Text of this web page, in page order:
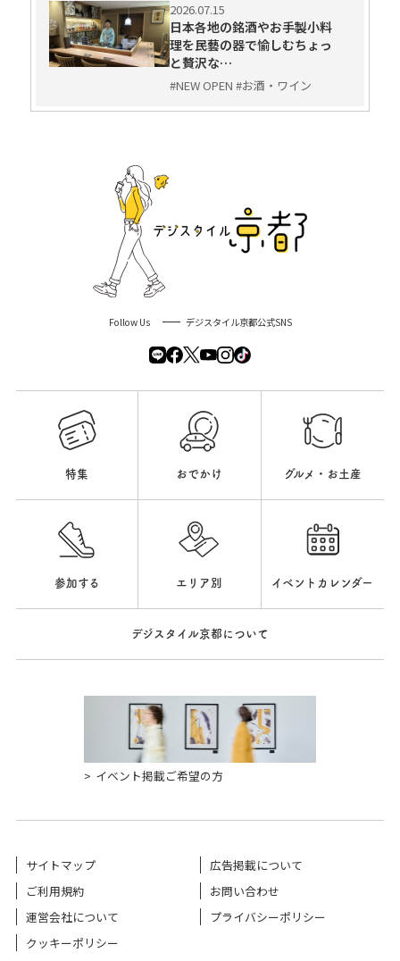
2026.07.15
日本各地の銘酒やお手製小料
理を民藝の器で愉しむちょっ
と贅沢な…
#NEW OPEN #お酒・ワイン
Follow Us デジスタイル京都公式SNS
特集 おでかけ グルメ・お土産
参加する エリア別 イベントカレンダー
デジスタイル京都について
イベント掲載ご希望の方
サイトマップ
広告掲載について
ご利用規約
お問い合わせ
運営会社について
プライバシーポリシー
クッキーポリシー